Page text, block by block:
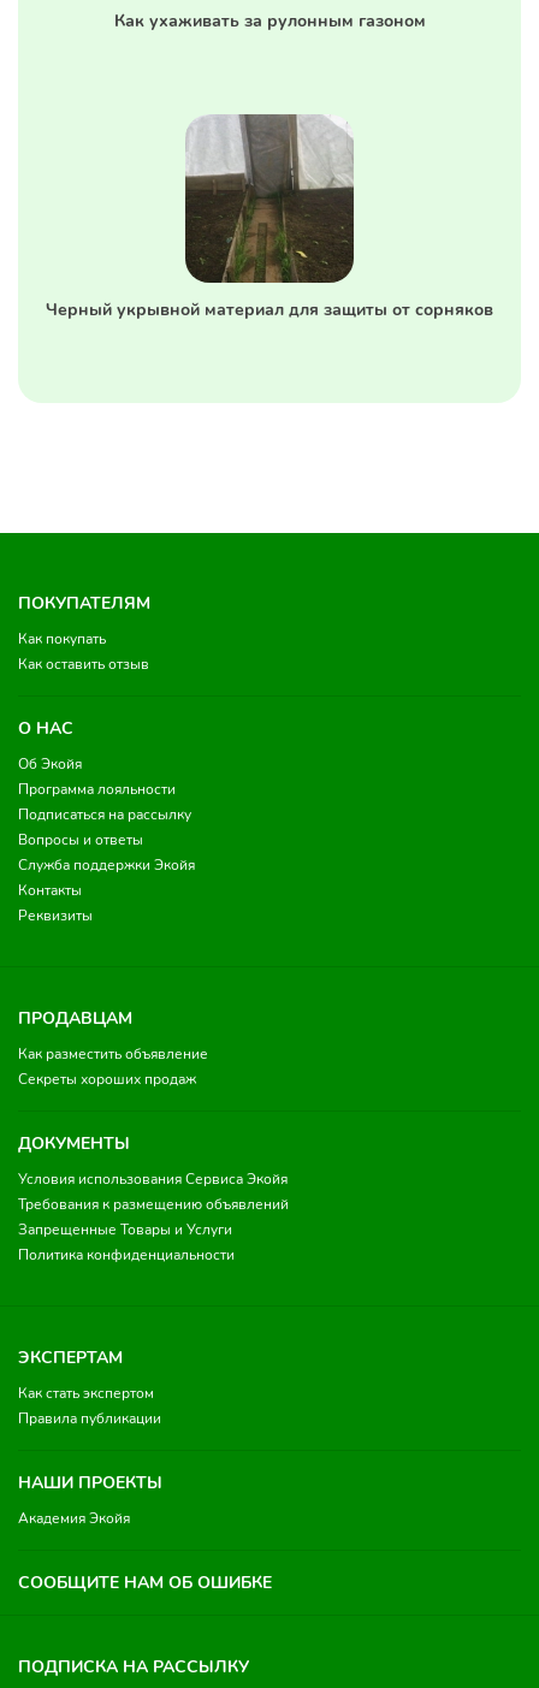
Как ухаживать за рулонным газоном
Черный укрывной материал для защиты от сорняков
ПОКУПАТЕЛЯМ
Как покупать
Как оставить отзыв
О НАС
Об Экойя
Программа лояльности
Подписаться на рассылку
Вопросы и ответы
Служба поддержки Экойя
Контакты
Реквизиты
ПРОДАВЦАМ
Как разместить объявление
Секреты хороших продаж
ДОКУМЕНТЫ
Условия использования Сервиса Экойя
Требования к размещению объявлений
Запрещенные Товары и Услуги
Политика конфиденциальности
ЭКСПЕРТАМ
Как стать экспертом
Правила публикации
НАШИ ПРОЕКТЫ
Академия Экойя
СООБЩИТЕ НАМ ОБ ОШИБКЕ
ПОДПИСКА НА РАССЫЛКУ